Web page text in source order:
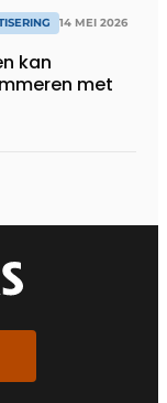
14 MEI 2026
kan
met